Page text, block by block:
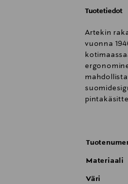
Tuotetiedot
Artekin
vuonna
kuitenkin
Materiaali
Väri